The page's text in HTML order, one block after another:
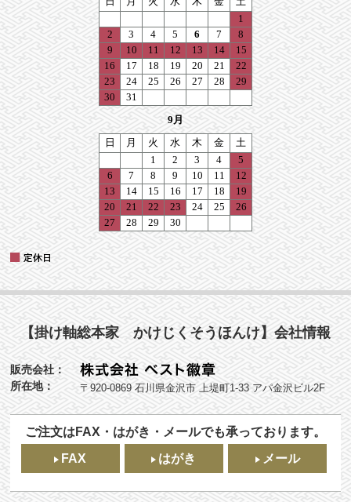
【掛け軸総本家 かけじくそうほんけ】会社情報
販売会社：
所在地：
〒920-0869 石川県金沢市 上堤町1-33 アパ金沢ビル2F
ご注文はFAX・はがき・メールでも承っております。
FAX
はがき メール